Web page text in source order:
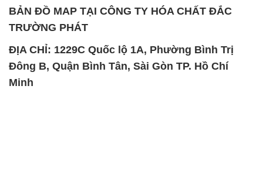
BẢN ĐỒ MAP TẠI CÔNG TY HÓA CHẤT ĐẮC
TRƯỜNG PHÁT
ĐỊA CHỈ: 1229C Quốc lộ 1A, Phường Bình Trị
Đông B, Quận Bình Tân, Sài Gòn TP. Hồ Chí
Minh